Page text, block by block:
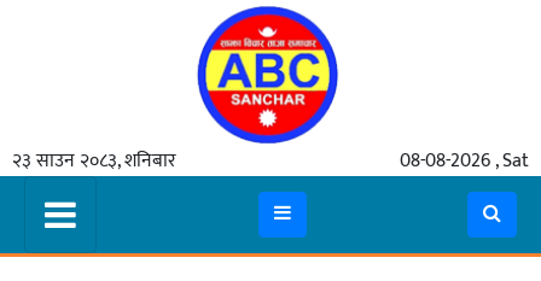
२३ साउन २०८३, शनिबार 08-08-2026 , Sat
समाचार
मुख्य
समाचार